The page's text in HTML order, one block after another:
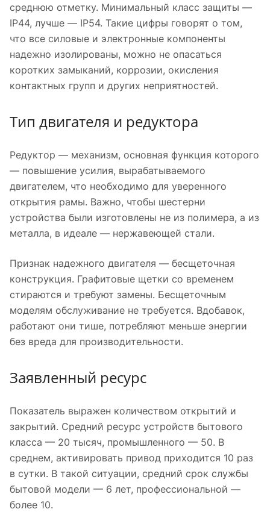
среднюю отметку. Минимальный класс защиты —
IP44, лучше — IP54. Такие цифры говорят о том,
что все силовые и электронные компоненты
надежно изолированы, можно не опасаться
коротких замыканий, коррозии, окисления
контактных групп и других неприятностей.
Тип двигателя и редуктора
Редуктор — механизм, основная функция которого
— повышение усилия, вырабатываемого
двигателем, что необходимо для уверенного
открытия рамы. Важно, чтобы шестерни
устройства были изготовлены не из полимера, а из
металла, в идеале — нержавеющей стали.
Признак надежного двигателя — бесщеточная
конструкция. Графитовые щетки со временем
стираются и требуют замены. Бесщеточным
моделям обслуживание не требуется. Вдобавок,
работают они тише, потребляют меньше энергии
без вреда для производительности.
Заявленный ресурс
Показатель выражен количеством открытий и
закрытий. Средний ресурс устройств бытового
класса — 20 тысяч, промышленного — 50. В
среднем, активировать привод приходится 10 раз
в сутки. В такой ситуации, средний срок службы
бытовой модели — 6 лет, профессиональной —
более 10.